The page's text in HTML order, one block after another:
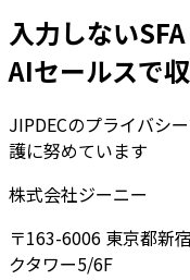
入力しないSFA
AIセールスで
JIPDECのプライバシ
護に努めています
株式会社ジーニー
〒163-6006 東京都新
クタワー5/6F